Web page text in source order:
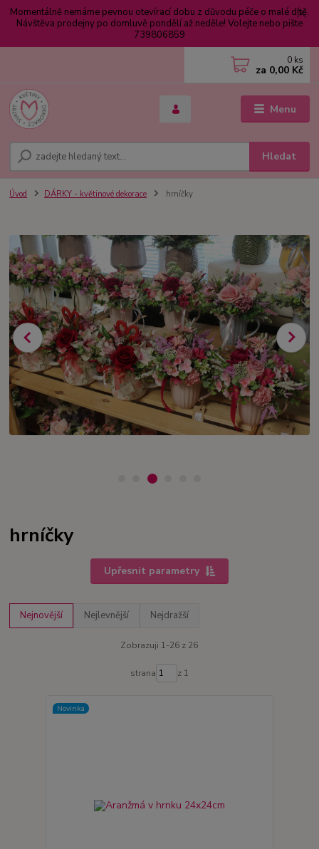
Momentálně nemáme pevnou otevírací dobu z důvodu péče o malé dítě.
Návštěva prodejny po domluvě pondělí až neděle! Volejte nebo pište
739806859
Menu
Hledat
0 ks
za 0,00 Kč
Úvod DÁRKY - květinové dekorace hrníčky
hrníčky
Upřesnit parametry
Nejnovější Nejlevnější Nejdražší
Zobrazuji 1-26 z 26
strana z 1
Novinka